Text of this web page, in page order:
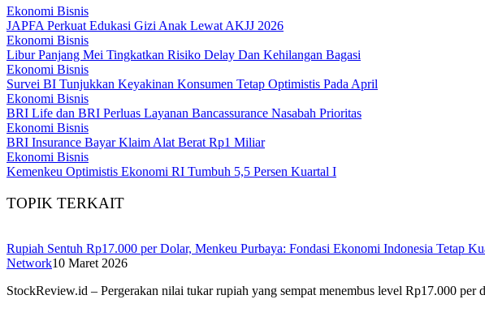
Ekonomi Bisnis
JAPFA Perkuat Edukasi Gizi Anak Lewat AKJJ 2026
Ekonomi Bisnis
Libur Panjang Mei Tingkatkan Risiko Delay Dan Kehilangan Bagasi
Ekonomi Bisnis
Survei BI Tunjukkan Keyakinan Konsumen Tetap Optimistis Pada April
Ekonomi Bisnis
BRI Life dan BRI Perluas Layanan Bancassurance Nasabah Prioritas
Ekonomi Bisnis
BRI Insurance Bayar Klaim Alat Berat Rp1 Miliar
Ekonomi Bisnis
Kemenkeu Optimistis Ekonomi RI Tumbuh 5,5 Persen Kuartal I
TOPIK TERKAIT
Rupiah Sentuh Rp17.000 per Dolar, Menkeu Purbaya: Fondasi Ekonomi Indonesia Tetap
Network10 Maret 2026
StockReview.id – Pergerakan nilai tukar rupiah yang sempat menembus level Rp17.000